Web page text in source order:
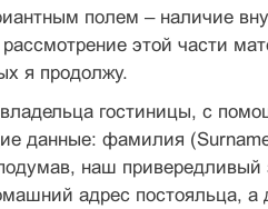
полем – наличие
этой части
я продолжу.
гостиницы, с
данные: фамилия
наш привередливый
адрес постояльца, а